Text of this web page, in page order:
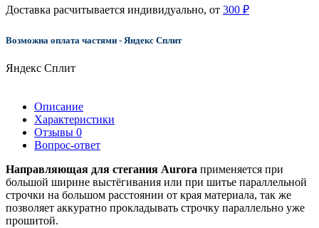
Доставка расчитывается индивидуально, от 300 ₽
Возможна оплата частями - Яндекс Сплит
Яндекс Сплит
Описание
Характеристики
Отзывы 0
Вопрос-ответ
Направляющая для стегания Aurora применяется при
большой ширине выстёгивания или при шитье параллельной
строчки на большом расстоянии от края материала, так же
позволяет аккуратно прокладывать строчку параллельно уже
прошитой.